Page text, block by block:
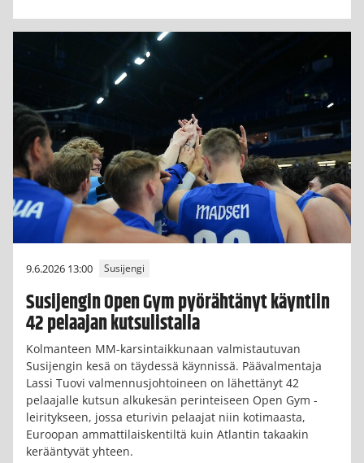
9.6.2026 13:00 Susijengi
Susijengin Open Gym pyörähtänyt käyntiin
42 pelaajan kutsulistalla
Kolmanteen MM-karsintaikkunaan valmistautuvan
Susijengin kesä on täydessä käynnissä. Päävalmentaja
Lassi Tuovi valmennusjohtoineen on lähettänyt 42
pelaajalle kutsun alkukesän perinteiseen Open Gym -
leiritykseen, jossa eturivin pelaajat niin kotimaasta,
Euroopan ammattilaiskentiltä kuin Atlantin takaakin
kerääntyvät yhteen.